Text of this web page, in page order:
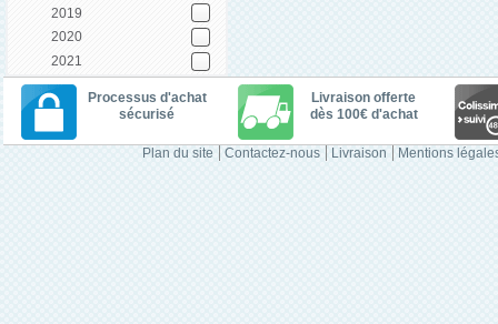
2019
2020
2021
Processus d'achat
sécurisé
Livraison offerte
dès 100€ d'achat
Plan du site Contactez-nous Livraison Mentions